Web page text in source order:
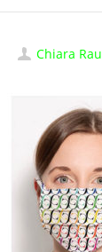
Chiara Rau